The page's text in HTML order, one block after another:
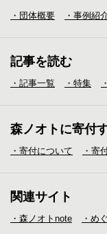
・団体概要 ・事例紹
記事を読む
・記事一覧 ・特集
森ノオトに寄付
・寄付について ・寄
関連サイト
・森ノオトnote ・め